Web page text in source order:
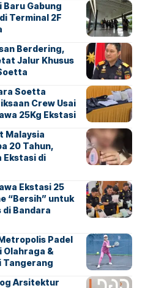
Baru Gabung
Terminal 2F
Berdering,
Jalur Khusus
Soetta
Crew Usai
25Kg Ekstasi
Malaysia
20 Tahun,
Ekstasi di
Ekstasi 25
“Bersih” untuk
di Bandara
Padel
Olahraga &
Tangerang
Arsitektur